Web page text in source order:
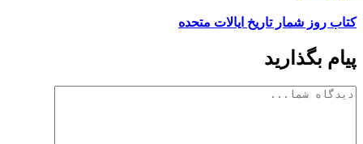
کتاب روز شمار تاریخ ایالات متحده
پیام بگذارید
دیدگاه